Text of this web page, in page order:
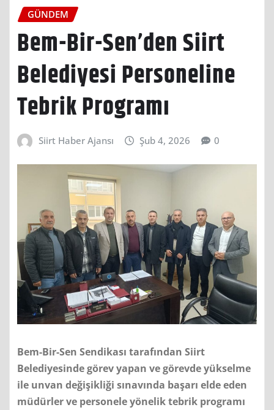
GÜNDEM
Bem-Bir-Sen’den Siirt
Belediyesi Personeline
Tebrik Programı
Siirt Haber Ajansı Şub 4, 2026 0
Bem-Bir-Sen Sendikası tarafından Siirt
Belediyesinde görev yapan ve görevde yükselme
ile unvan değişikliği sınavında başarı elde eden
müdürler ve personele yönelik tebrik programı